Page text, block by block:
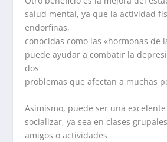
salud mental, ya que la actividad
endorfinas,
conocidas como las «hormonas de
puede ayudar a combatir la
dos
problemas que afectan a muchas
Asimismo, puede ser una
socializar, ya sea en clases
amigos o actividades